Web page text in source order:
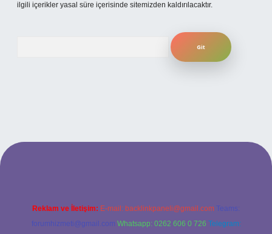
ilgili içerikler yasal süre içerisinde sitemizden kaldırılacaktır.
Reklam ve İletişim: E-mail: backlinkpaneli@gmail.com Teams:
forumhizmeti@gmail.com Whatsapp: 0262 606 0 726 Telegram: